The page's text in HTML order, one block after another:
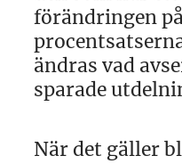
förändringen
ändras vad
sparade
När det gäller